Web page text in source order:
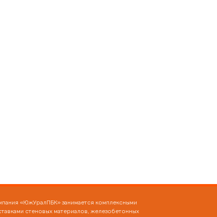
«ЮжУралПБК» занимается комплексными
стеновых материалов, железобетонных